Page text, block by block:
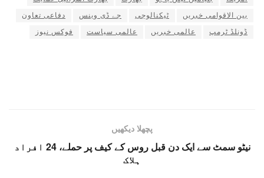
بین الاقوامی خبریں
ٹیکنالوجی جے ڈی وینس
دفاعی تعاون
ڈونلڈ ٹرمپ
عالمی خبریں عالمی سیاست فوکس نیوز
پچھلا دیکھیں
نیٹو سمٹ سے ایک دن قبل روس کے کیف پر حملے، 24 افراد
ہلاک